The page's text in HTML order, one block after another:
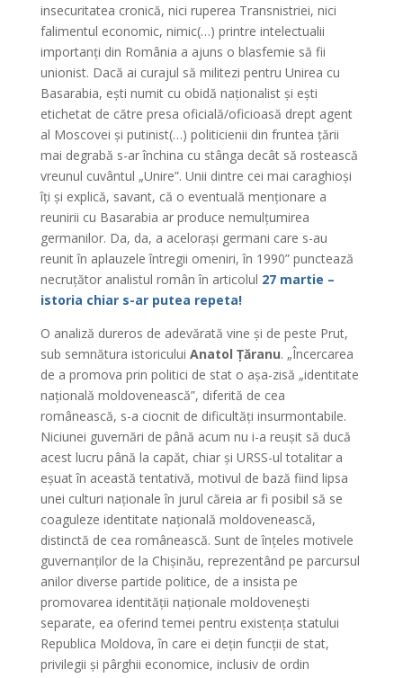
insecuritatea cronică, nici ruperea Transnistriei, nici
falimentul economic, nimic(…) printre intelectualii
importanți din România a ajuns o blasfemie să fii
unionist. Dacă ai curajul să militezi pentru Unirea cu
Basarabia, ești numit cu obidă naționalist și ești
etichetat de către presa oficială/oficioasă drept agent
al Moscovei și putinist(…) politicienii din fruntea țării
mai degrabă s-ar închina cu stânga decât să rostească
vreunul cuvântul „Unire”. Unii dintre cei mai caraghioși
îți și explică, savant, că o eventuală menționare a
reunirii cu Basarabia ar produce nemulțumirea
germanilor. Da, da, a acelorași germani care s-au
reunit în aplauzele întregii omeniri, în 1990” punctează
necruțător analistul român în articolul 27 martie –
istoria chiar s-ar putea repeta!
O analiză dureros de adevărată vine și de peste Prut,
sub semnătura istoricului Anatol Țăranu. „Încercarea
de a promova prin politici de stat o așa-zisă „identitate
națională moldovenească”, diferită de cea
românească, s-a ciocnit de dificultăți insurmontabile.
Niciunei guvernări de până acum nu i-a reușit să ducă
acest lucru până la capăt, chiar și URSS-ul totalitar a
eșuat în această tentativă, motivul de bază fiind lipsa
unei culturi naționale în jurul căreia ar fi posibil să se
coaguleze identitate națională moldovenească,
distinctă de cea românească. Sunt de înțeles motivele
guvernanților de la Chișinău, reprezentând pe parcursul
anilor diverse partide politice, de a insista pe
promovarea identității naționale moldovenești
separate, ea oferind temei pentru existența statului
Republica Moldova, în care ei dețin funcții de stat,
privilegii și pârghii economice, inclusiv de ordin